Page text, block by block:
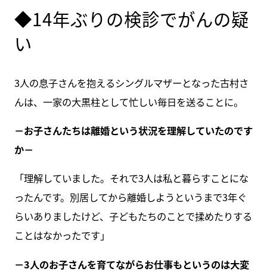
◆14年ぶりの検診でがんの疑
い
3人の息子さんを抱えるシングルマザーとなった古村さ
んは、一家の大黒柱として忙しい毎日を送ることに。
－お子さんたちは離婚という状況を理解していたのです
か－
「理解していました。それで3人は私と暮らすことにな
ったんです。別居してから離婚しようというまで3年ぐ
らいありましたけど、子どもたちのことで揉めたりする
ことはなかったです」
－3人のお子さんを育てながらお仕事もというのは大変